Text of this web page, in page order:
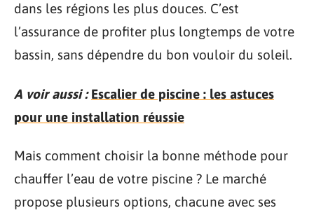
dans les régions les plus douces. C’est
l’assurance de profiter plus longtemps de votre
bassin, sans dépendre du bon vouloir du soleil.
A voir aussi : Escalier de piscine : les astuces
pour une installation réussie
Mais comment choisir la bonne méthode pour
chauffer l’eau de votre piscine ? Le marché
propose plusieurs options, chacune avec ses